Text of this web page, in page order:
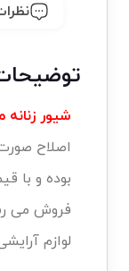
شیور زنانه
اصلاح
بوده و با
فروش می
لوازم